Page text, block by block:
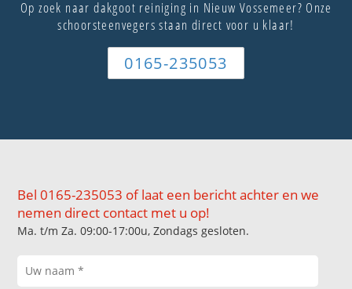
Op zoek naar dakgoot reiniging in Nieuw Vossemeer? Onze
schoorsteenvegers staan direct voor u klaar!
0165-235053
Bel 0165-235053 of laat een bericht achter en we
nemen direct contact met u op!
Ma. t/m Za. 09:00-17:00u, Zondags gesloten.